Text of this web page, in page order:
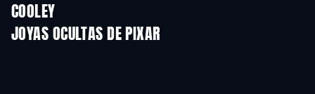
COOLEY
JOYAS OCULTAS DE PIXAR